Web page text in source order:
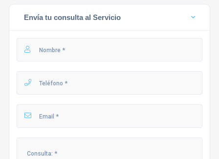
Envía tu consulta al Servicio